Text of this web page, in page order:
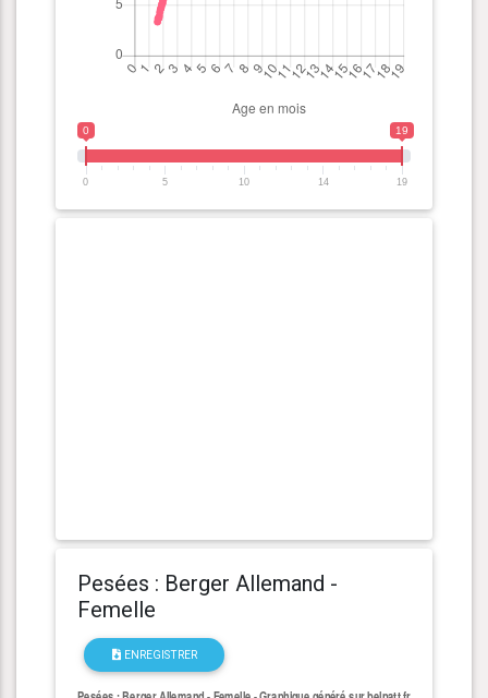
0 19
0 5 10 14 19
Pesées : Berger Allemand -
Femelle
ENREGISTRER